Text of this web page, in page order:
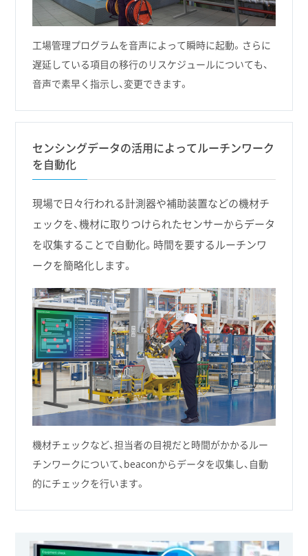
工場管理プログラムを音声によって瞬時に起動。さらに
遅延している項目の移行のリスケジュールについても、
音声で素早く指示し、変更できます。
センシングデータの活用によってルーチンワーク
を自動化
現場で日々行われる計測器や補助装置などの機材チ
ェックを、機材に取りつけられたセンサーからデータ
を収集することで自動化。時間を要するルーチンワ
ークを簡略化します。
機材チェックなど、担当者の目視だと時間がかかるルー
チンワークについて、beaconからデータを収集し、自動
的にチェックを行います。